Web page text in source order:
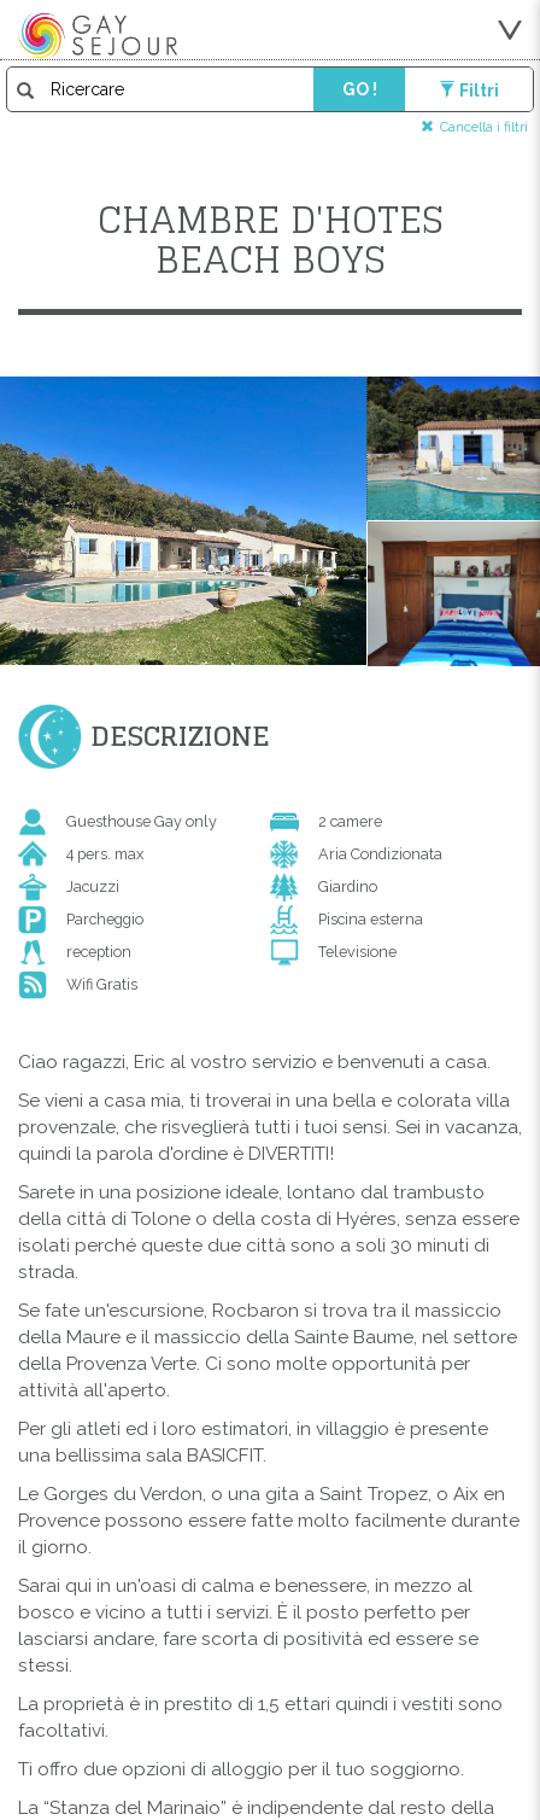
GO ! Filtri
Cancella i filtri
CHAMBRE D'HOTES
BEACH BOYS
DESCRIZIONE
Guesthouse Gay only
2 camere
4 pers. max
Aria Condizionata
Jacuzzi
Giardino
Parcheggio
Piscina esterna
reception
Televisione
Wifi Gratis
Ciao ragazzi, Eric al vostro servizio e benvenuti a casa.
Se vieni a casa mia, ti troverai in una bella e colorata villa
provenzale, che risveglierà tutti i tuoi sensi. Sei in vacanza,
quindi la parola d'ordine è DIVERTITI!
Sarete in una posizione ideale, lontano dal trambusto
della città di Tolone o della costa di Hyéres, senza essere
isolati perché queste due città sono a soli 30 minuti di
strada.
Se fate un'escursione, Rocbaron si trova tra il massiccio
della Maure e il massiccio della Sainte Baume, nel settore
della Provenza Verte. Ci sono molte opportunità per
attività all'aperto.
Per gli atleti ed i loro estimatori, in villaggio è presente
una bellissima sala BASICFIT.
Le Gorges du Verdon, o una gita a Saint Tropez, o Aix en
Provence possono essere fatte molto facilmente durante
il giorno.
Sarai qui in un'oasi di calma e benessere, in mezzo al
bosco e vicino a tutti i servizi. È il posto perfetto per
lasciarsi andare, fare scorta di positività ed essere se
stessi.
La proprietà è in prestito di 1,5 ettari quindi i vestiti sono
facoltativi.
Ti offro due opzioni di alloggio per il tuo soggiorno.
La “Stanza del Marinaio” è indipendente dal resto della